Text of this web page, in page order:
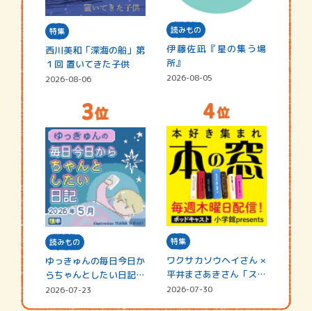
特集
西川美和「深海の船」第
１回 置いてきた子供
2026-08-06
読みもの
伊藤佐凪『星の集う場
所』
2026-08-05
読みもの
ゆっきゅんの毎日今日か
らちゃんとしたい日記
☆202…
2026-07-23
特集
ワクサカソウヘイさん ×
平井まさあきさん「スペ
シャ…
2026-07-30